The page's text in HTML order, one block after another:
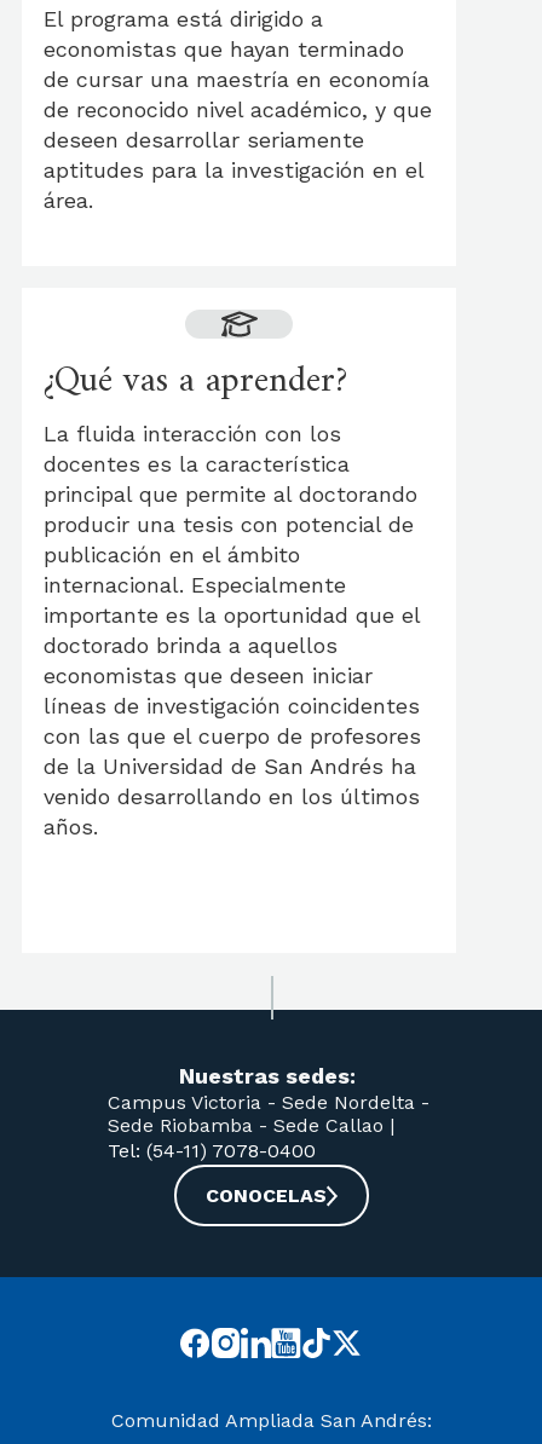
El programa está dirigido a
economistas que hayan terminado
de cursar una maestría en economía
de reconocido nivel académico, y que
deseen desarrollar seriamente
aptitudes para la investigación en el
área.
¿Qué vas a aprender?
La fluida interacción con los
docentes es la característica
principal que permite al doctorando
producir una tesis con potencial de
publicación en el ámbito
internacional. Especialmente
importante es la oportunidad que el
doctorado brinda a aquellos
economistas que deseen iniciar
líneas de investigación coincidentes
con las que el cuerpo de profesores
de la Universidad de San Andrés ha
venido desarrollando en los últimos
años.
Nuestras sedes:
Campus Victoria - Sede Nordelta -
Sede Riobamba - Sede Callao |
Tel: (54-11) 7078-0400
CONOCELAS
Comunidad Ampliada San Andrés: